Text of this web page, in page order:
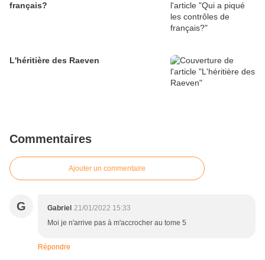
français?
L'héritière des Raeven
Commentaires
Ajouter un commentaire
G Gabriel 21/01/2022 15:33
Moi je n'arrive pas à m'accrocher au tome 5
Répondre